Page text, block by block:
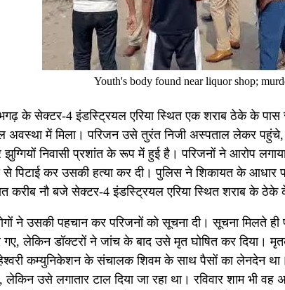
Youth's body found near liquor shop;
के सेक्टर-4 इंडस्ट्रियल एरिया स्थित एक शराब ठेके के पास
अवस्था में मिला। परिजन उसे तुरंत निजी अस्पताल लेकर पहुंचे,
निवासी प्रशांत के रूप में हुई है। परिजनों ने आरोप
से पिटाई कर उसकी हत्या कर दी। पुलिस ने शिकायत के
करीब नौ बजे सेक्टर-4 इंडस्ट्रियल एरिया स्थित शराब के ठेके
ने उसकी पहचान कर परिजनों को सूचना दी। सूचना मिलते
लेकिन डॉक्टरों ने जांच के बाद उसे मृत घोषित कर दिया।
कम्युनिकेशन के संचालक शिवम के साथ पैसों का लेनदेन
लेकिन उसे लगातार टाल दिया जा रहा था। रविवार शाम भी